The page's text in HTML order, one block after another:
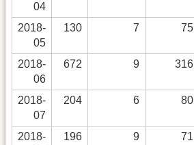
04
2018-
05
130 7 75
2018-
06
672 9 316
2018-
07
204 6 80
2018-
196 9 71